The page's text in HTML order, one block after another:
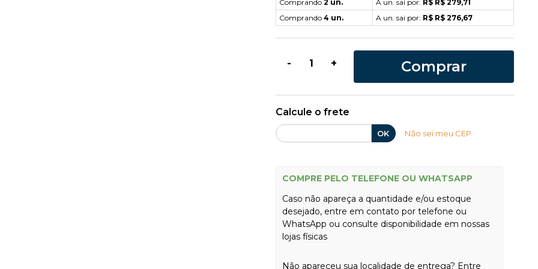
Comprando 2 un. A un. sai por: R$ R$ 279,71
Comprando 4 un. A un. sai por: R$ R$ 276,67
- + Comprar
Calcule o frete
OK Não sei meu CEP
COMPRE PELO TELEFONE OU WHATSAPP
Caso não apareça a quantidade e/ou estoque
desejado, entre em contato por telefone ou
WhatsApp ou consulte disponibilidade em nossas
lojas físicas
Não apareceu sua localidade de entrega? Entre